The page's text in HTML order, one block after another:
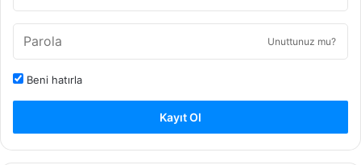
Unuttunuz mu?
Beni hatırla
Kayıt Ol